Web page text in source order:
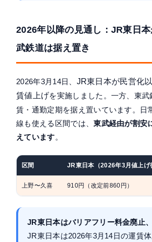
2026年以降の見通し：JR東日
武鉄道は据え置き
2026年3月14日、 JR東日本が民営化
賃値上げを実施しました。一方、東武
賃・通勤定期を据え置いています。日
線も使える区間では、東武経由が割安
えています。
区間 JR東日本（2026年3月値上げ
上野〜久喜 910円（改定前860円）
JR東日本はバリアフリー料金廃止
JR東日本は2026年3月14日の運賃